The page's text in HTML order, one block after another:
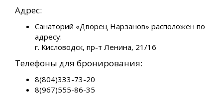
Адрес:
Санаторий «Дворец Нарзанов» расположен по
адресу:
г. Кисловодск, пр-т Ленина, 21/16
Телефоны для бронирования:
8(804)333-73-20
8(967)555-86-35